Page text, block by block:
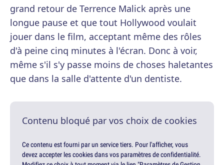
grand retour de Terrence Malick après une
longue pause et que tout Hollywood voulait
jouer dans le film, acceptant même des rôles
d'à peine cinq minutes à l'écran. Donc à voir,
même s'il s'y passe moins de choses haletantes
que dans la salle d'attente d'un dentiste.
Contenu bloqué par vos choix de cookies
Ce contenu est fourni par un service tiers. Pour l'afficher, vous
devez accepter les cookies dans vos paramètres de confidentialité.